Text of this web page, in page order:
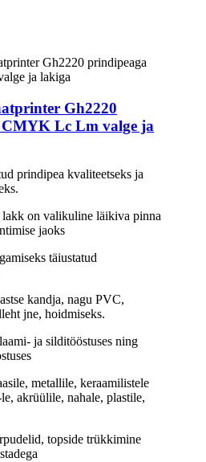
Gh2220
Lc Lm valge ja
prindipea kvaliteetseks ja
on valikuline läikiva pinna
jaoks
täiustatud
kandja, nagu PVC,
jne, hoidmiseks.
ja silditööstuses ning
metallile, keraamilistele
akrüülile, nahale, plastile,
topside trükkimine